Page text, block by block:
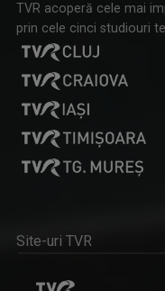
IDENTITATE BASARABIA
Interviu-portret cu
TVR acoperă cele mai
prin cele cinci studiouri
Site-uri TVR